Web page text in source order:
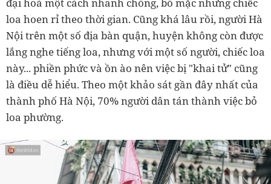
loa hoen rỉ theo thời gian. Cũng khá lâu rồi, người Hà
Nội trên một số địa bàn quận, huyện không còn được
lắng nghe tiếng loa, nhưng với một số người, chiếc loa
này... phiền phức và ồn ào nên việc bị "khai tử" cũng
là điều dễ hiểu. Theo một khảo sát gần đây nhất của
thành phố Hà Nội, 70% người dân tán thành việc bỏ
loa phường.